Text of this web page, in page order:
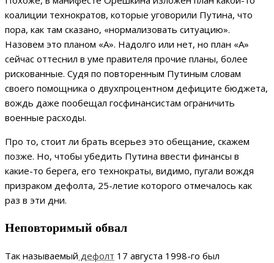
коалиции технократов, которые уговорили Путина, что
пора, как там сказано, «нормализовать ситуацию».
Назовем это планом «А». Надолго или нет, но план «А»
сейчас оттеснил в уме правителя прочие планы, более
рискованные. Судя по повторенным Путиным словам
своего помощника о двухпроцентном дефиците бюджета,
вождь даже пообещал госфинансистам ограничить
военные расходы.
Про то, стоит ли брать всерьез это обещание, скажем
позже. Но, чтобы убедить Путина ввести финансы в
какие-то берега, его технократы, видимо, пугали вождя
призраком дефолта, 25-летие которого отмечалось как
раз в эти дни.
Неповторимый обвал
Так называемый дефолт 17 августа 1998-го был